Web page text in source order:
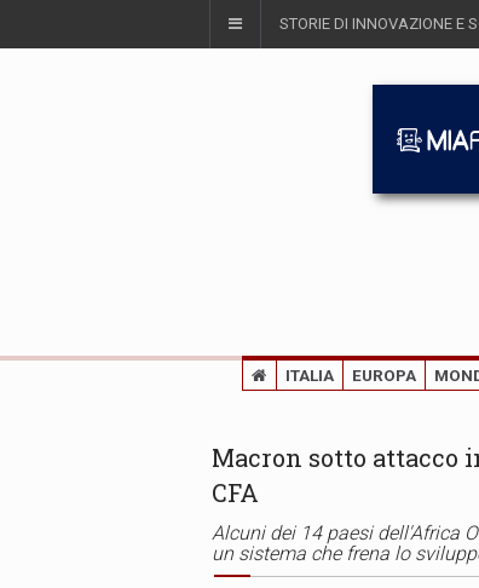
STORIE DI INNOVAZIONE E
ITALIA EUROPA
Macron sotto attacco
CFA
Alcuni dei 14 paesi dell'Africa
un sistema che frena lo